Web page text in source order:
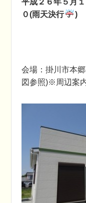
平成２６年５月
０(雨天決行
)
会場：掛川市本
図参照)※周辺案